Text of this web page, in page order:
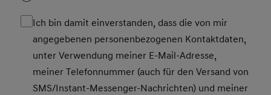
Ich bin damit einverstanden, dass die von mir
angegebenen personenbezogenen Kontaktdaten,
unter Verwendung meiner E-Mail-Adresse,
meiner Telefonnummer (auch für den Versand von
SMS/Instant-Messenger-Nachrichten) und meiner